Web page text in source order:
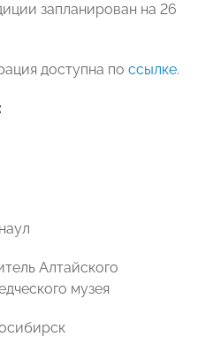
запланирован на 26
доступна по ссылке.
Алтайского
музея